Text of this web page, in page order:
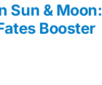
Sun & Moon:
Booster